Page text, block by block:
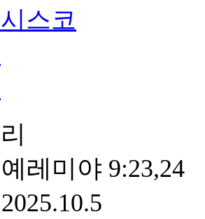
스코
레미야 9:23,24